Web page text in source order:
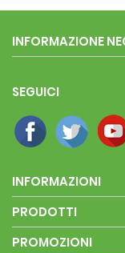
INFORMAZIONE
SEGUICI
INFORMAZIONI
PRODOTTI
PROMOZIONI